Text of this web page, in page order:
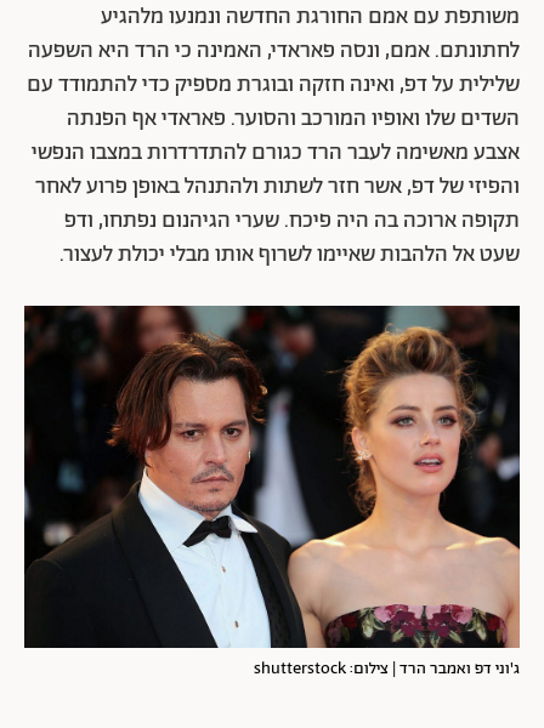
משותפת עם אמם החורגת החדשה ונמנעו מלהגיע
לחתונתם. אמם, ונסה פאראדי, האמינה כי הרד היא השפעה
שלילית על דפ, ואינה חזקה ובוגרת מספיק כדי להתמודד עם
השדים שלו ואופיו המורכב והסוער. פאראדי אף הפנתה
אצבע מאשימה לעבר הרד כגורם להתדרדרות במצבו הנפשי
והפיזי של דפ, אשר חזר לשתות ולהתנהל באופן פרוע לאחר
תקופה ארוכה בה היה פיכח. שערי הגיהנום נפתחו, ודפ
שעט אל הלהבות שאיימו לשרוף אותו מבלי יכולת לעצור.
ג'וני דפ ואמבר הרד | צילום: shutterstock